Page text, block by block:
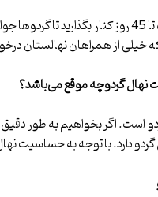
خیلی از همراهان نهالستان
نهال گردوچه موقع میباشد؟
است. اگر بخواهیم به طور دقیق
دارد. با توجه به حساسیت